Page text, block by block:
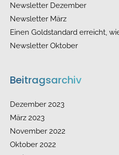
Newsletter Dezember
Newsletter März
Einen Goldstandard erreicht,
Newsletter Oktober
Beitragsarchiv
Dezember 2023
März 2023
November 2022
Oktober 2022